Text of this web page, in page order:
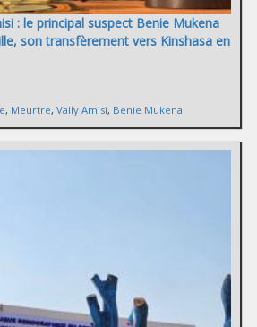
: le principal suspect Benie Mukena
son transfèrement vers Kinshasa en
, Meurtre, Vally Amisi, Benie Mukena